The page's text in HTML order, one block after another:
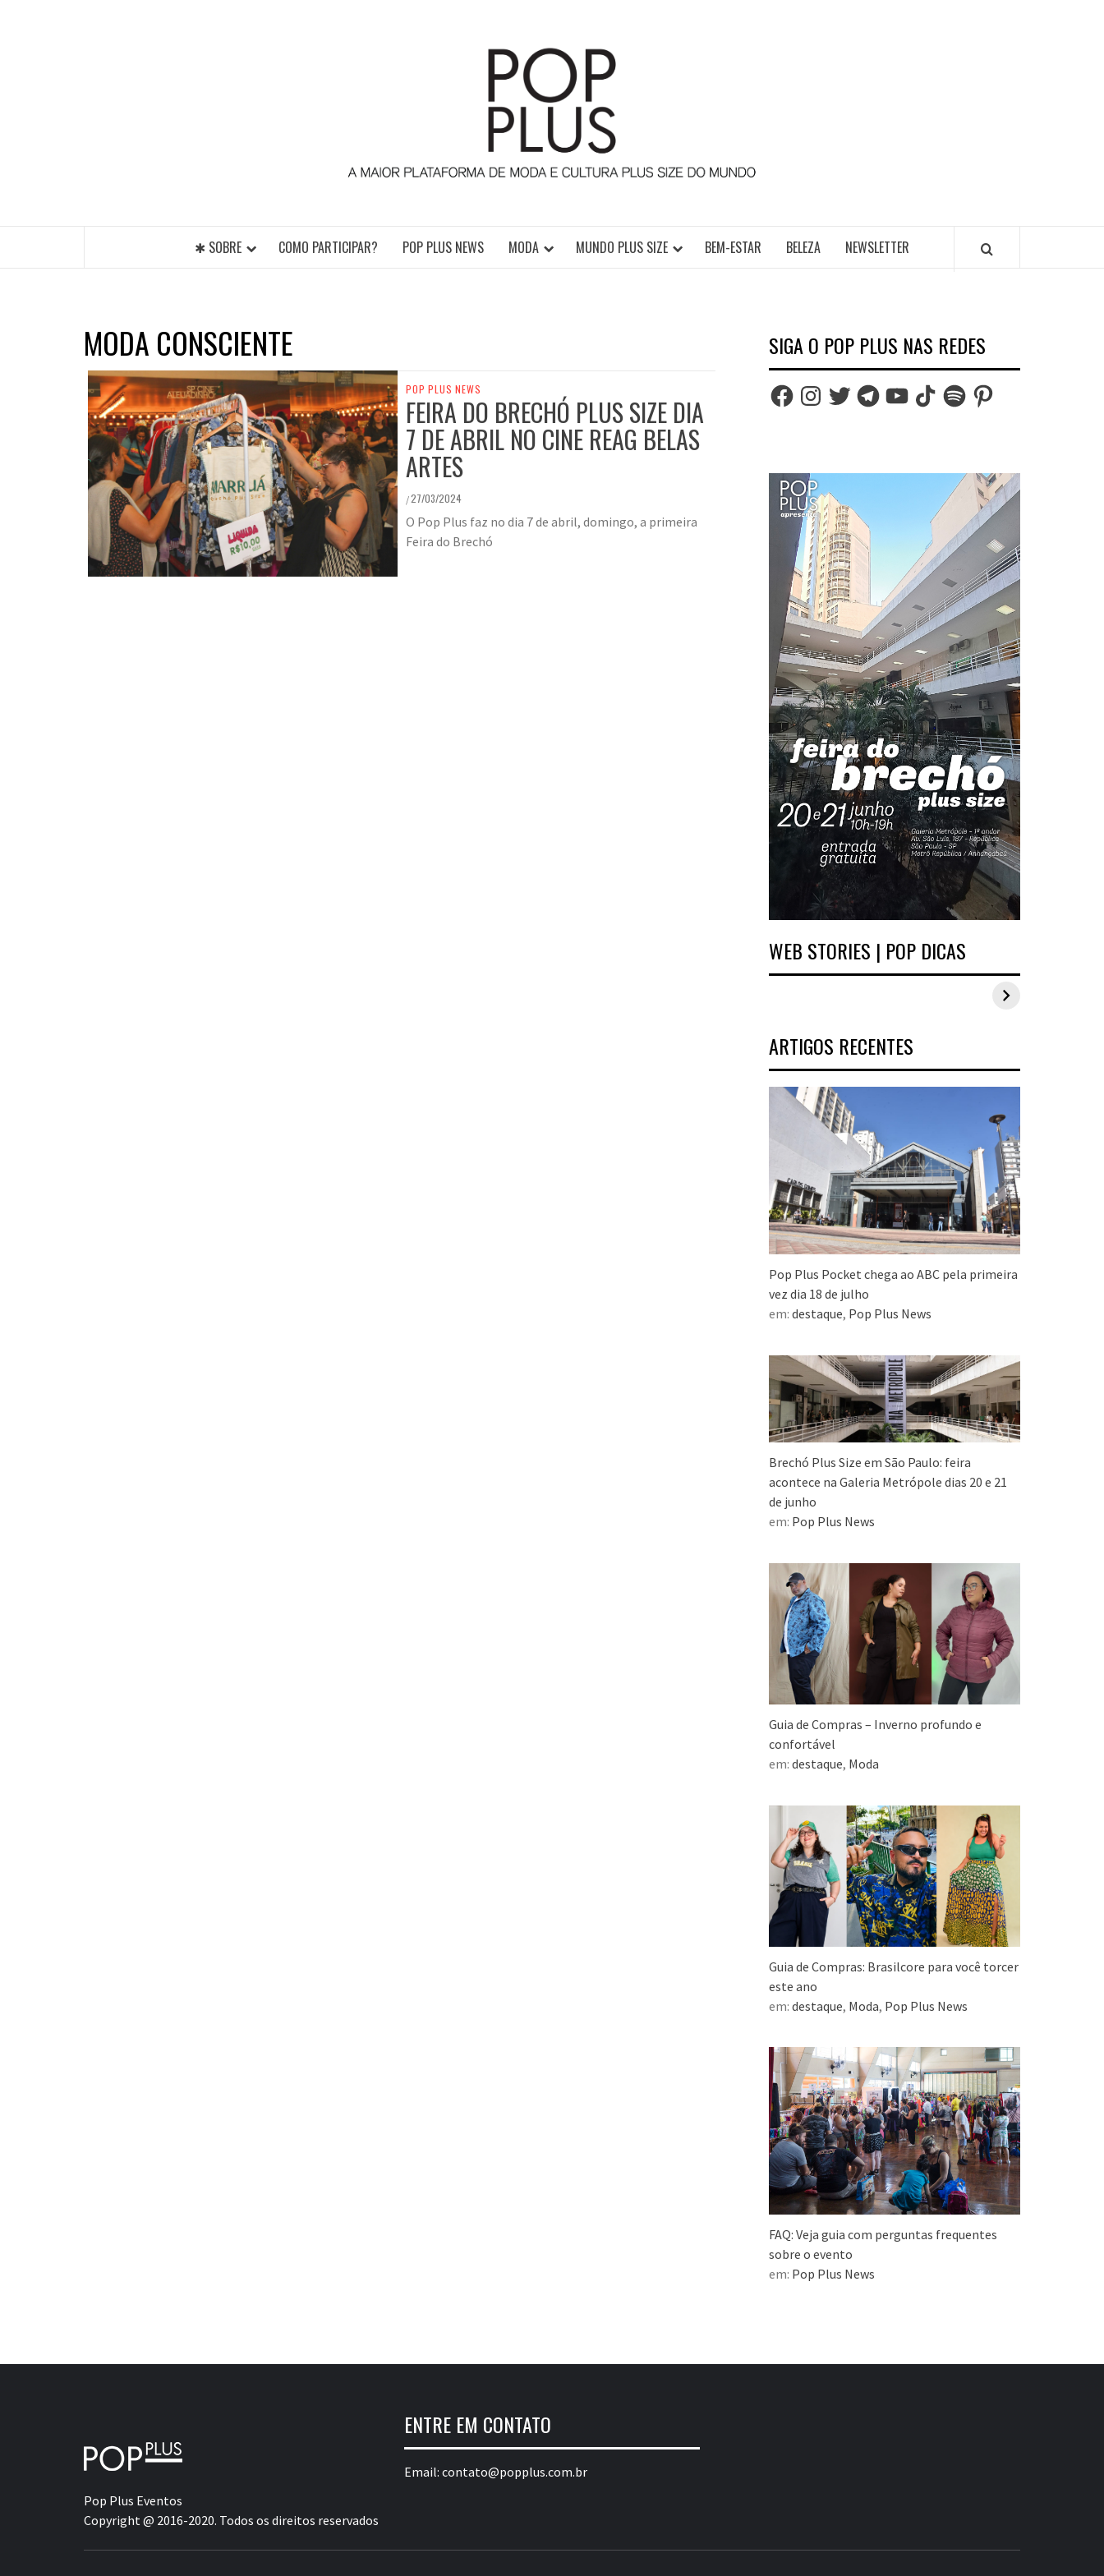
✱ SOBRE COMO PARTICIPAR? POP PLUS NEWS MODA MUNDO PLUS SIZE BEM-ESTAR BELEZA NEWSLETTER
MODA CONSCIENTE
POP PLUS NEWS
FEIRA DO BRECHÓ PLUS SIZE DIA
7 DE ABRIL NO CINE REAG BELAS
ARTES
/27/03/2024
O Pop Plus faz no dia 7 de abril, domingo, a primeira
Feira do Brechó
SIGA O POP PLUS NAS REDES
FacebookInstagram
TwitterTelegramYouTubeTikTokSpotifyPinterest
WEB STORIES | POP DICAS
Inspirações de looks
plus size para o
Estilo Pop Plus:
looks plus size da
edição de
ARTIGOS RECENTES
Pop Plus Pocket chega ao ABC pela primeira
vez dia 18 de julho
em: destaque, Pop Plus News
Brechó Plus Size em São Paulo: feira
acontece na Galeria Metrópole dias 20 e 21
de junho
em: Pop Plus News
Guia de Compras – Inverno profundo e
confortável
em: destaque, Moda
Guia de Compras: Brasilcore para você torcer
este ano
em: destaque, Moda, Pop Plus News
FAQ: Veja guia com perguntas frequentes
sobre o evento
em: Pop Plus News
Pop Plus Eventos
Copyright @ 2016-2020. Todos os direitos reservados
ENTRE EM CONTATO
Email: contato@popplus.com.br